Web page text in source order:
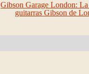
Gibson Garage London: La
guitarras Gibson de